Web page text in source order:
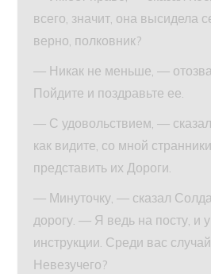
всего, значит, она высидела
верно, полковник?
— Никак не меньше, —
Пойдите и поздравьте ее.
— С удовольствием, —
как видите, со мной
представить их Дороги.
— Минуточку, — сказал
дорогу. — Я ведь на посту, и
инструкции. Среди вас
Невезучего?